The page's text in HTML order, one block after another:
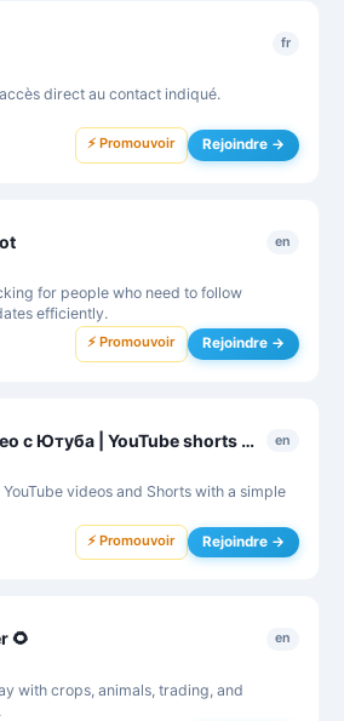
fr
direct au contact indiqué.
⚡ Promouvoir Rejoindre →
en
for people who need to follow
efficiently.
⚡ Promouvoir Rejoindre →
Скачать видео с Ютуба | YouTube shorts Downloader en
videos and Shorts with a simple
⚡ Promouvoir Rejoindre →
🌻 en
with crops, animals, trading, and